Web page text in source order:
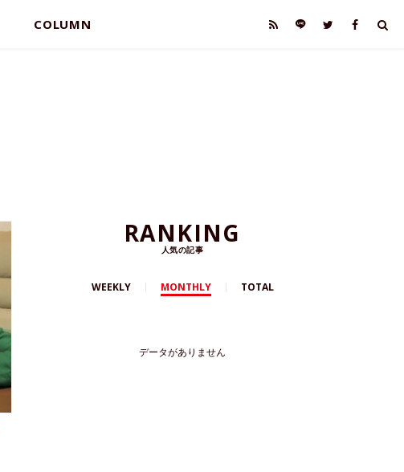
COLUMN
RANKING
人気の記事
WEEKLY MONTHLY TOTAL
データがありません